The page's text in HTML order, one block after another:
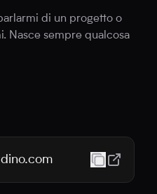
di un progetto o
Nasce sempre qualcosa